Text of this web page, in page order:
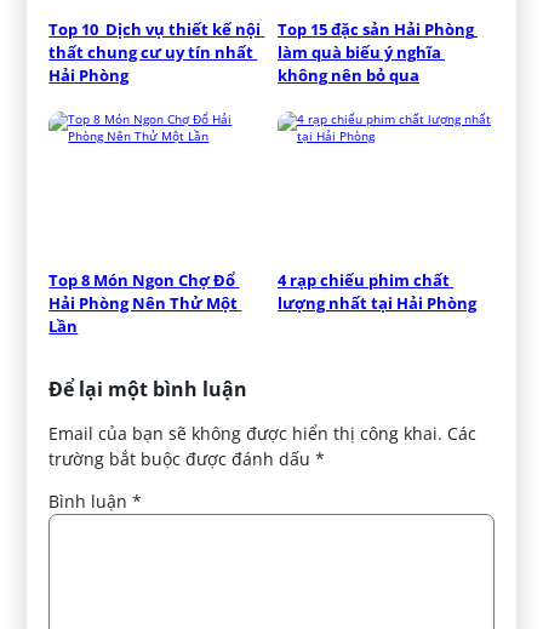
Top 10  Dịch vụ thiết kế nội
thất chung cư uy tín nhất
Hải Phòng
Top 15 đặc sản Hải Phòng
làm quà biếu ý nghĩa
không nên bỏ qua
Top 8 Món Ngon Chợ Đổ
Hải Phòng Nên Thử Một
Lần
4 rạp chiếu phim chất
lượng nhất tại Hải Phòng
Để lại một bình luận
Email của bạn sẽ không được hiển thị công khai. Các
trường bắt buộc được đánh dấu*
Bình luận*